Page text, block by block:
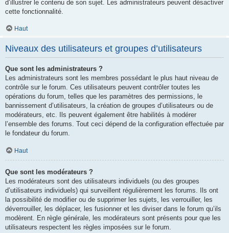
d’illustrer le contenu de son sujet. Les administrateurs peuvent désactiver
cette fonctionnalité.
Haut
Niveaux des utilisateurs et groupes d’utilisateurs
Que sont les administrateurs ?
Les administrateurs sont les membres possédant le plus haut niveau de
contrôle sur le forum. Ces utilisateurs peuvent contrôler toutes les
opérations du forum, telles que les paramètres des permissions, le
bannissement d’utilisateurs, la création de groupes d’utilisateurs ou de
modérateurs, etc. Ils peuvent également être habilités à modérer
l’ensemble des forums. Tout ceci dépend de la configuration effectuée par
le fondateur du forum.
Haut
Que sont les modérateurs ?
Les modérateurs sont des utilisateurs individuels (ou des groupes
d’utilisateurs individuels) qui surveillent régulièrement les forums. Ils ont
la possibilité de modifier ou de supprimer les sujets, les verrouiller, les
déverrouiller, les déplacer, les fusionner et les diviser dans le forum qu’ils
modèrent. En règle générale, les modérateurs sont présents pour que les
utilisateurs respectent les règles imposées sur le forum.